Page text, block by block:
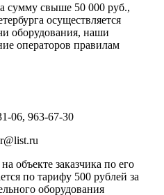
сумму свыше 50 000 руб.,
осуществляется
оборудования, наши
операторов правилам
06, 963-67-30
объекте заказчика по его
по тарифу 500 рублей за
оборудования